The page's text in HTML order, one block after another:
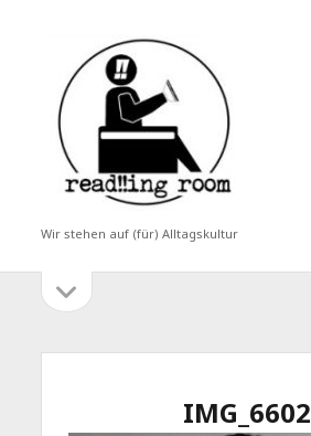
read!!ing
room
Wir stehen auf (für) Alltagskultur
Seitenleiste
öffnen
IMG_6602